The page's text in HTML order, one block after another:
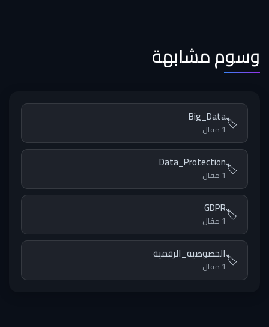
وسوم مشابهة
🏷️
Big_Data
1 مقال
🏷️
Data_Protection
1 مقال
🏷️
GDPR
1 مقال
🏷️الخصوصية_الرقمية
1 مقال